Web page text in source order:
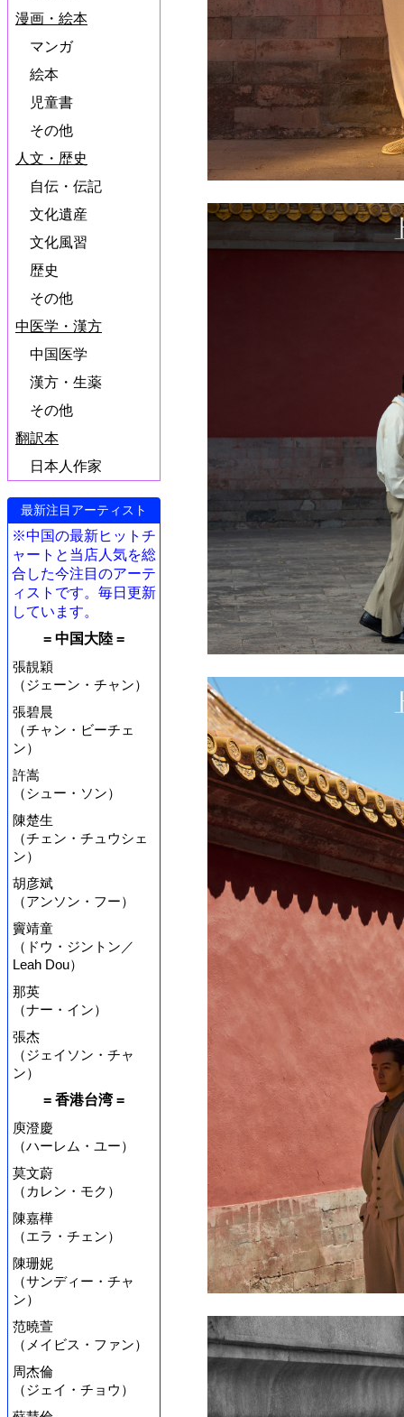
漫画・絵本
マンガ
絵本
児童書
その他
人文・歴史
自伝・伝記
文化遺産
文化風習
歴史
その他
中医学・漢方
中国医学
漢方・生薬
その他
翻訳本
日本人作家
最新注目アーティスト
※中国の最新ヒットチ
ャートと当店人気を総
合した今注目のアーテ
ィストです。毎日更新
しています。
= 中国大陸 =
張靚穎
（ジェーン・チャン）
張碧晨
（チャン・ビーチェ
ン）
許嵩
（シュー・ソン）
陳楚生
（チェン・チュウシェ
ン）
胡彦斌
（アンソン・フー）
竇靖童
（ドウ・ジントン／
Leah Dou）
那英
（ナー・イン）
張杰
（ジェイソン・チャ
ン）
= 香港台湾 =
庾澄慶
（ハーレム・ユー）
莫文蔚
（カレン・モク）
陳嘉樺
（エラ・チェン）
陳珊妮
（サンディー・チャ
ン）
范曉萱
（メイビス・ファン）
周杰倫
（ジェイ・チョウ）